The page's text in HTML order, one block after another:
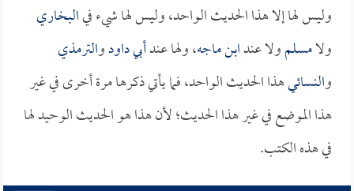
وليس لها إلا هذا الحديث الواحد، وليس لها شيء فيالبخاري
ولامسلمولا عندابن ماجه، ولها عندأبي داودوالترمذي
والنسائيهذا الحديث الواحد، فما يأتي ذكرها مرة أخرى في غير
هذا الموضع في غير هذا الحديث؛ لأن هذا هو الحديث الوحيد لها
في هذه الكتب.